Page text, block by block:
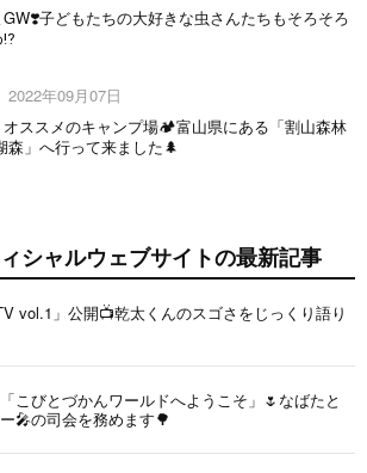
子どもたちの大好きな虫さんたちもそろそろ
⁉️
2022年09月07日
オススメのキャンプ場🏕富山県にある「割山森林
森」へ行って来ました🌲
シャルウェブサイトの最新記事
vol.1」公開📺乾太くんのスゴさをじっくり語り
こびとづかんワールドへようこそ」🌷なばたと
🎤の司会を務めます🌳